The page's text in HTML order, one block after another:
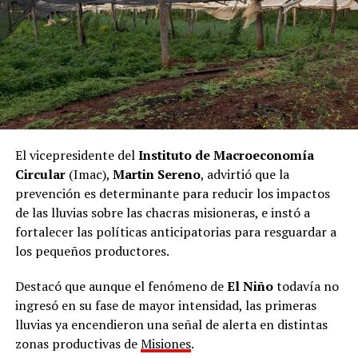
la articulación permanente con los gobiernos locales
para avanzar en políticas públicas más eficientes y con
mayor alcance.
En representación de Misiones, estuvieron presentes el
ministro de Gobierno de la provincia,Marcelo Pérezy
la presidenta del Superior Tribunal de Justicia de
ministros, secretarios, subsecretarios y representantes
de las áreas de Justicia de todas las provincias
argentinas y de la Ciudad Autónoma de Buenos Aires.
Durante la apertura se realizó la presentación
institucional del Cofejus y de las principales líneas de
Nación. Posteriormente, se llevó adelante la elección de
las nuevas autoridades del Consejo, seguida por el inicio
de las mesas de trabajo.
El vicepresidente delInstituto de Macroeconomía
Circular(Imac), Martin Sereno, advirtió que la
prevención es determinante para reducir los impactos
de las lluvias sobre las chacras misioneras, e instó a
fortalecer las políticas anticipatorias para resguardar a
los pequeños productores.
Destacó que aunque el fenómeno deEl Niñotodavía no
ingresó en su fase de mayor intensidad, las primeras
lluvias ya encendieron una señal de alerta en distintas
zonas productivas deMisiones.